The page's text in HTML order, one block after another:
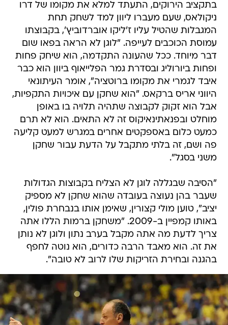
בתקציב הירוקים, התעתד למלא את מקומו של דרו
ניקולאס, שעם מעברו ליוון למד לשחק תחת
המגבלות שהטיל עליו ז'ליקו אוברדוביץ', בקבוצתו
עמוסת הכוכבים לעייפה. "לוגן לא הראה בפאו שום
דבר מיוחד. ככל שהעונה התקדמה, הוא שיחק פחות
ופחות ביורוליג ובסדרת גמר הפלייאוף ביוון הוא כבר
איבד לגמרי את מקומו ברוטציה", אומר העיתונאי
היווני אריס ברקאס. "הוא שחקן עם איכויות התקפיות,
אבל הוא זקוק לקבוצה שתהיה תלויה בו באופן
מוחלט ובפנאתינאיקוס זה לא התאים. הוא לא תרם
כמעט כלום באספקטים אחרים במגרש למעט קליעה
פה ושם, זה בלתי מתקבל על הדעת עבור שחקן
משני בסגל".
"הסיבה שבגללה לוגן לא הצליח בקבוצות הגדולות
שעבר בהן נעוצה בעובדה שהוא שחקן לא מספיק
יציב", טוען מולי קצורין, שאימן אותו בנבחרת פולין,
באותו קמפיין ב-2009. "משחקן ברמות הללו אתה
צריך לדעת מה אתה מקבל בערב נתון ולוגן לא נותן
את זה. הוא מאבד הרבה כדורים, הוא נוטה לחפף
בהגנה ובחירת הזריקות שלו לרוב לא טובה".